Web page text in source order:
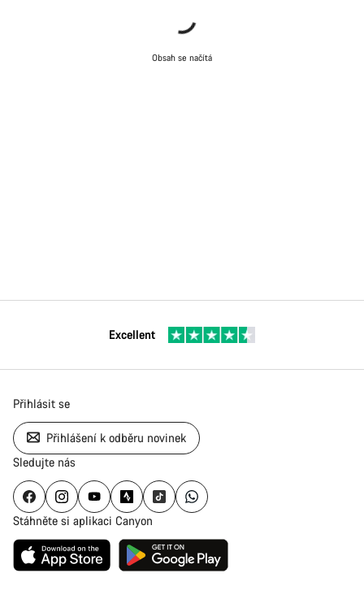
Obsah se načítá
Excellent
Přihlásit se
Přihlášení k odběru novinek
Sledujte nás
Stáhněte si aplikaci Canyon